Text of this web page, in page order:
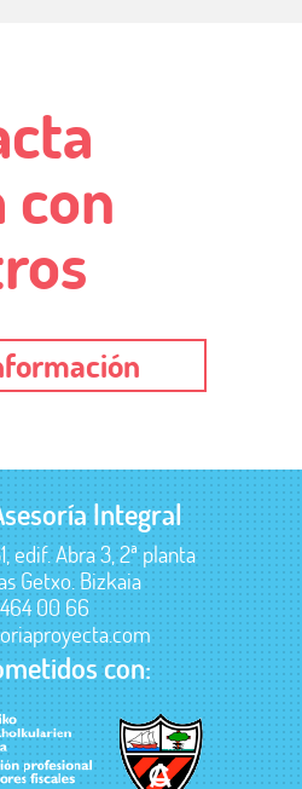
con
Integral
edif. Abra 3, 2ª planta
Getxo. Bizkaia
00 66
con: